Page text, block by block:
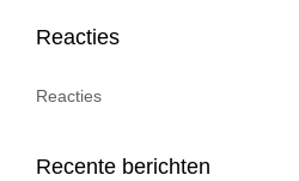
Reacties
Reacties
Recente berichten